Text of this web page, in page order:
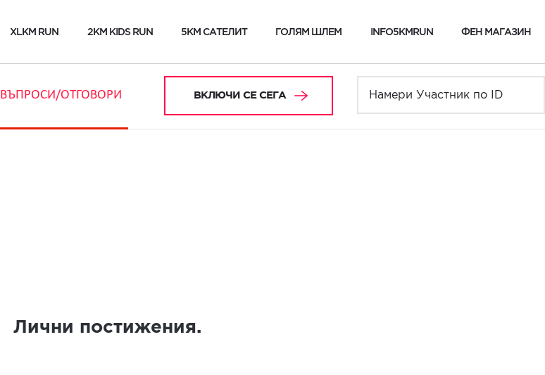
XLKM RUN 2KM KIDS RUN 5KM САТЕЛИТ ГОЛЯМ ШЛЕМ INFO5KMRUN ФЕН МАГАЗИН
ВЪПРОСИ/ОТГОВОРИ ВКЛЮЧИ СЕ СЕГА
Лични постижения.